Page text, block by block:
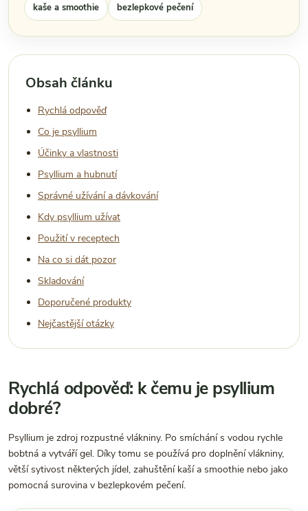
kaše a smoothie bezlepkové pečení
Obsah článku
Rychlá odpověď
Co je psyllium
Účinky a vlastnosti
Psyllium a hubnutí
Správné užívání a dávkování
Kdy psyllium užívat
Použití v receptech
Na co si dát pozor
Skladování
Doporučené produkty
Nejčastější otázky
Rychlá odpověď: k čemu je psyllium
dobré?
Psyllium je zdroj rozpustné vlákniny. Po smíchání s vodou rychle
bobtná a vytváří gel. Díky tomu se používá pro doplnění vlákniny,
větší sytivost některých jídel, zahuštění kaší a smoothie nebo jako
pomocná surovina v bezlepkovém pečení.